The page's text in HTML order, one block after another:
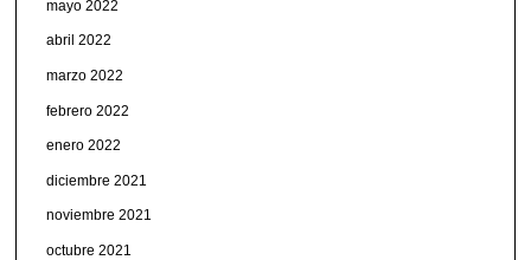
mayo 2022
abril 2022
marzo 2022
febrero 2022
enero 2022
diciembre 2021
noviembre 2021
octubre 2021